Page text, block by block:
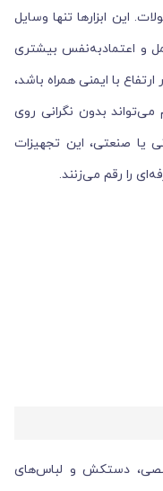
این ابزارها تنها وسایل
و اعتمادبه‌نفس بیشتری
با ایمنی همراه باشد،
بدون نگرانی روی
یا صنعتی، این تجهیزات
را رقم می‌زنند.
دستکش و لباس‌های